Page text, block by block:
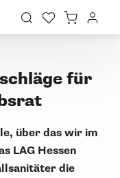
für
über das wir im
LAG Hessen
die